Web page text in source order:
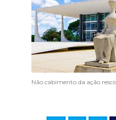
Não cabimento da ação